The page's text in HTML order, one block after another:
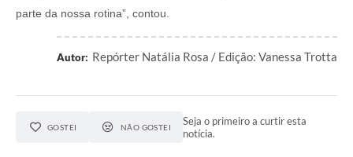
parte da nossa rotina”, contou.
Autor: Repórter Natália Rosa / Edição: Vanessa Trotta
GOSTEI NÃO GOSTEI
Seja o primeiro a curtir esta
notícia.